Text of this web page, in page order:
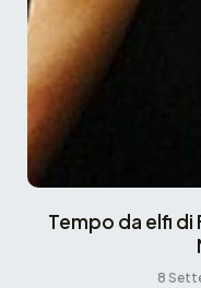
Tempo da elfi di
8